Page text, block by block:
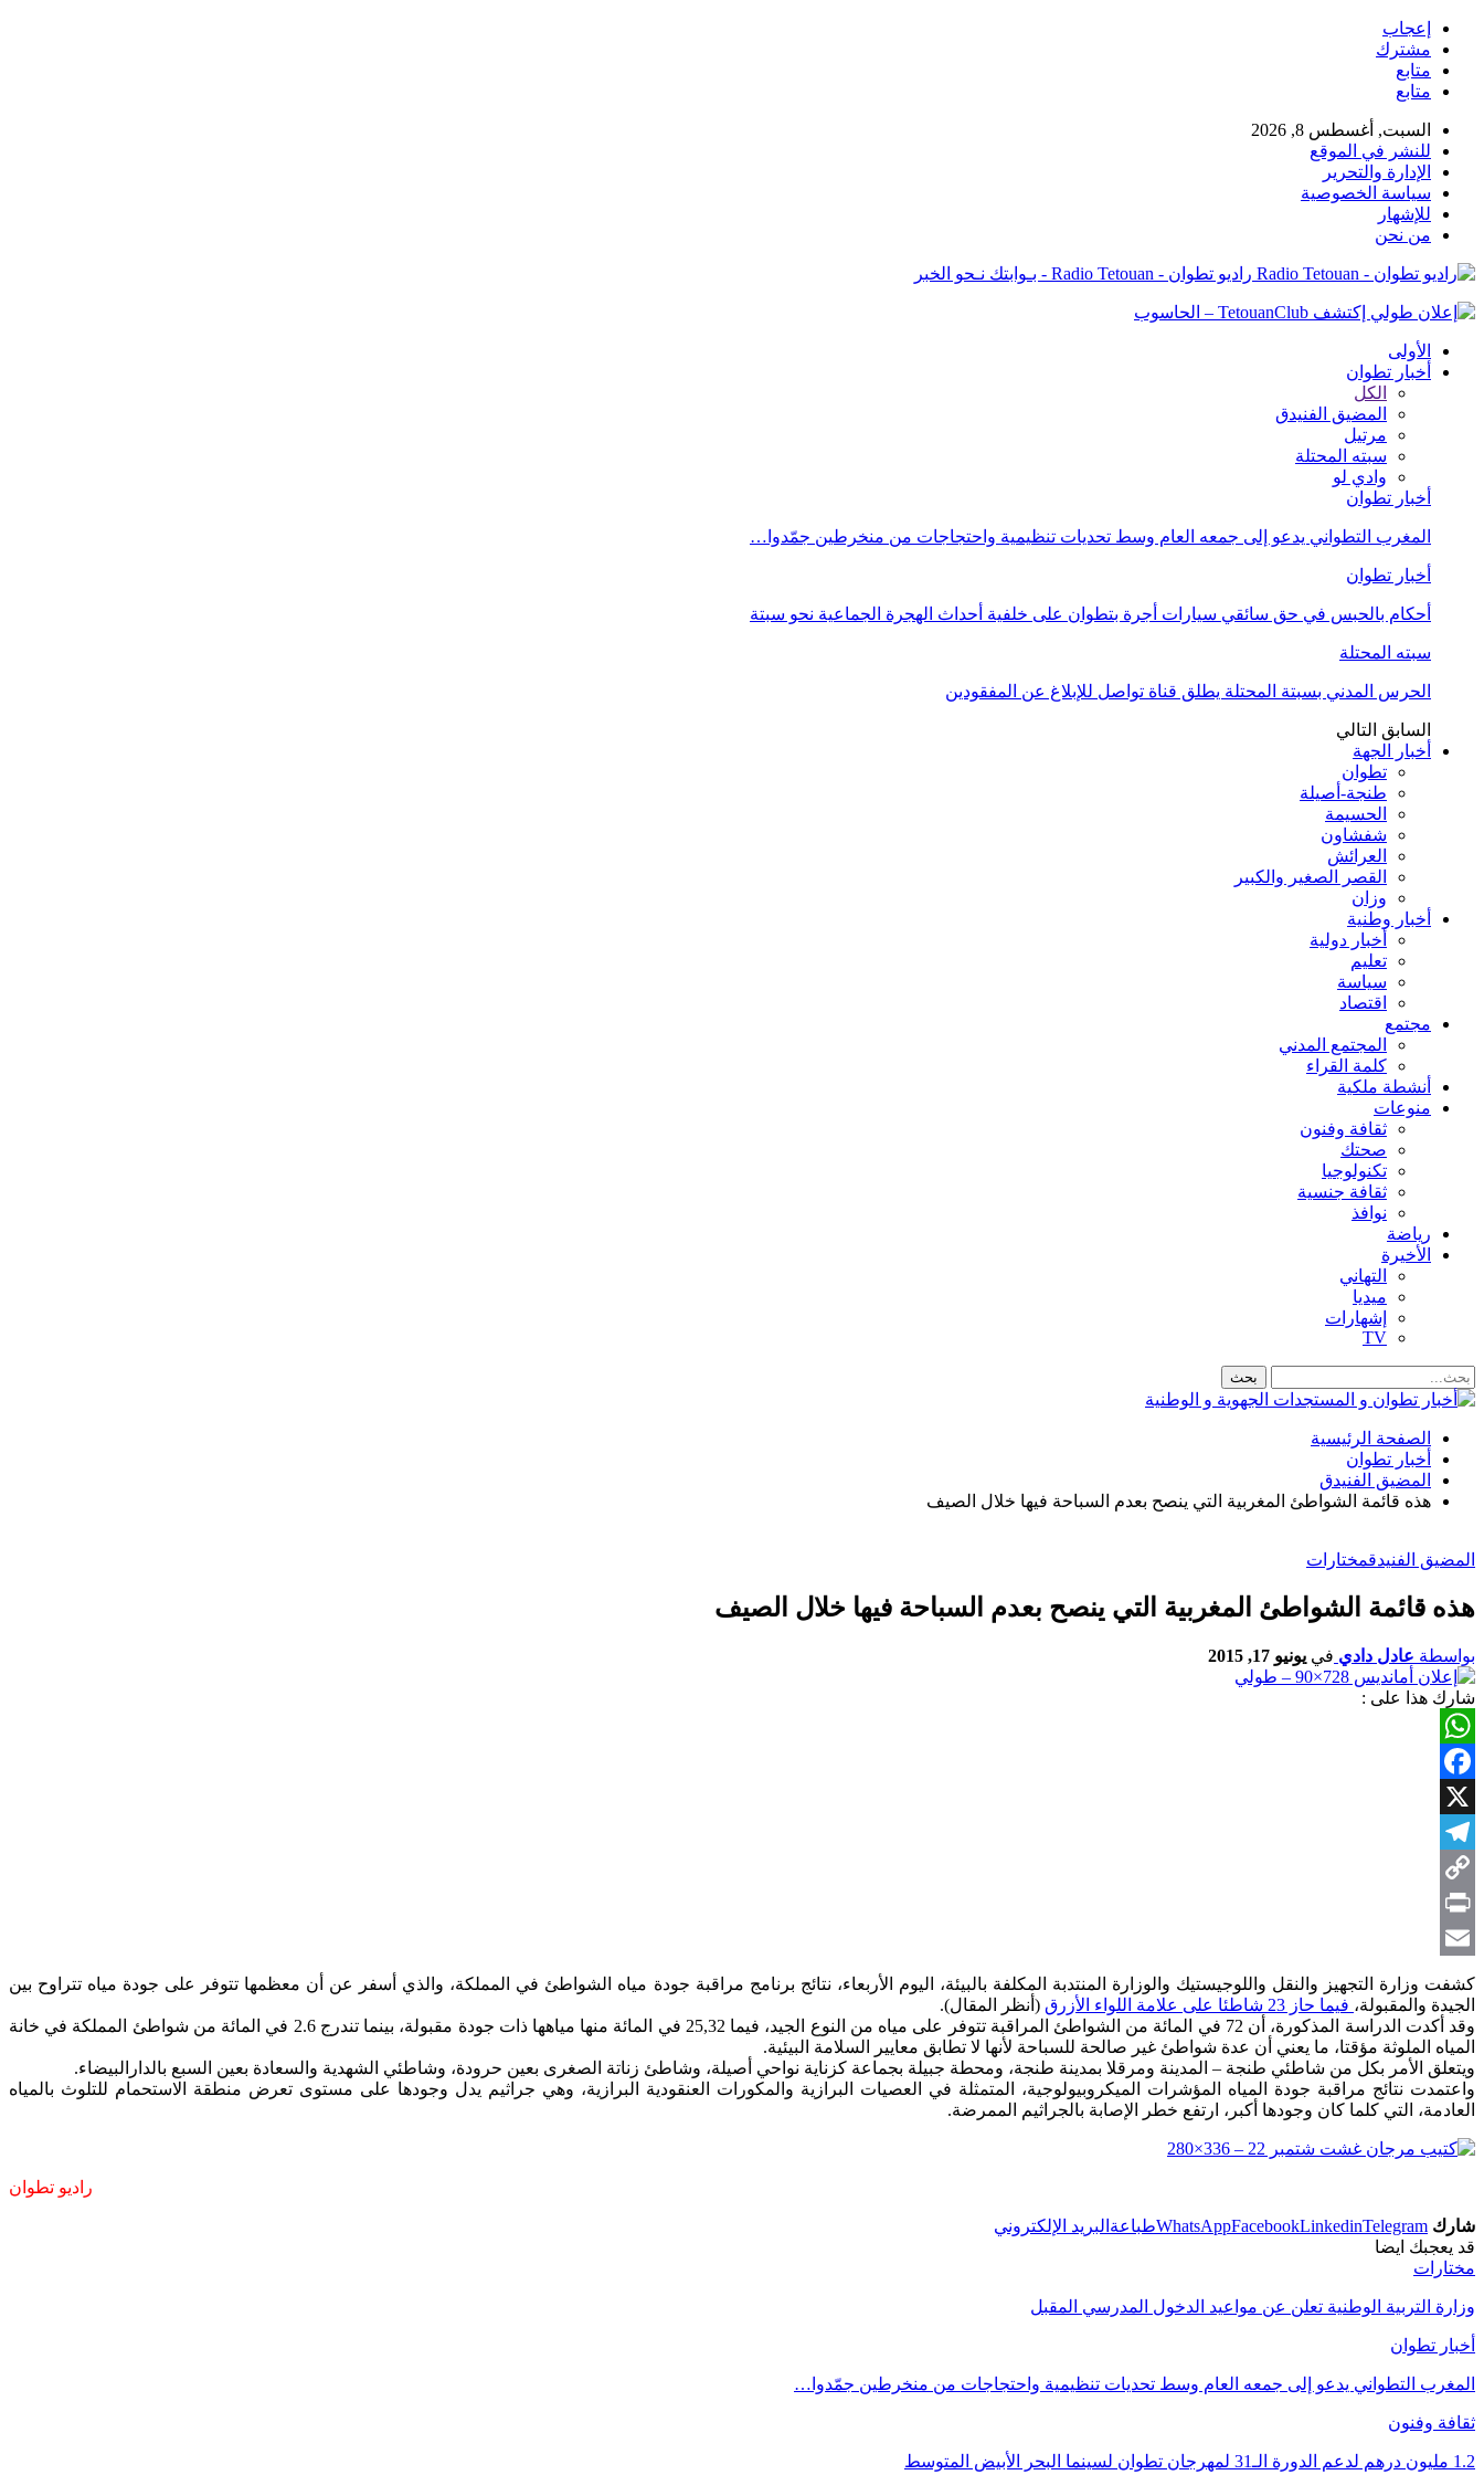
إعجاب
مشترك
متابع
متابع
السبت, أغسطس 8, 2026
للنشر في الموقع
الإدارة والتحرير
سياسة الخصوصية
للإشهار
من نحن
راديو تطوان - Radio Tetouan - بـوابتك نـحو الخبر
الأولى
أخبار تطوان
الكل
المضيق الفنيدق
مرتيل
سبته المحتلة
وادي لو
أخبار تطوان
المغرب التطواني يدعو إلى جمعه العام وسط تحديات تنظيمية واحتجاجات من منخرطين جمّدوا…
أخبار تطوان
أحكام بالحبس في حق سائقي سيارات أجرة بتطوان على خلفية أحداث الهجرة الجماعية نحو سبتة
سبته المحتلة
الحرس المدني بسبتة المحتلة يطلق قناة تواصل للإبلاغ عن المفقودين
السابق التالي
أخبار الجهة
تطوان
طنجة-أصيلة
الحسيمة
شفشاون
العرائش
القصر الصغير والكبير
وزان
أخبار وطنية
أخبار دولية
تعليم
سياسة
اقتصاد
مجتمع
المجتمع المدني
كلمة القراء
أنشطة ملكية
منوعات
ثقافة وفنون
صحتك
تكنولوجيا
ثقافة جنسية
نوافذ
رياضة
الأخيرة
التهاني
ميديا
إشهارات
TV
الصفحة الرئيسية
أخبار تطوان
المضيق الفنيدق
هذه قائمة الشواطئ المغربية التي ينصح بعدم السباحة فيها خلال الصيف
المضيق الفنيدقمختارات
هذه قائمة الشواطئ المغربية التي ينصح بعدم السباحة فيها خلال الصيف
بواسطة عادل دادي في يونيو 17, 2015
شارك هذا على :
WhatsApp
Facebook
X
Telegram
Copy
Link
Print
Email
كشفت وزارة التجهيز والنقل واللوجيستيك والوزارة المنتدبة المكلفة بالبيئة، اليوم الأربعاء، نتائج برنامج مراقبة جودة مياه الشواطئ في المملكة، والذي أسفر عن أن معظمها تتوفر على جودة مياه تتراوح بين
الجيدة والمقبولة، فيما حاز 23 شاطئا على علامة اللواء الأزرق
(أنظر المقال).
وقد أكدت الدراسة المذكورة، أن 72 في المائة من الشواطئ المراقبة تتوفر على مياه من النوع الجيد، فيما 25,32 في المائة منها مياهها ذات جودة مقبولة، بينما تندرج 2.6 في المائة من شواطئ المملكة في خانة
المياه الملوثة مؤقتا، ما يعني أن عدة شواطئ غير صالحة للسباحة لأنها لا تطابق معايير السلامة البيئية.
ويتعلق الأمر بكل من شاطئي طنجة – المدينة ومرقلا بمدينة طنجة، ومحطة جبيلة بجماعة كزناية نواحي أصيلة، وشاطئ زناتة الصغرى بعين حرودة، وشاطئي الشهدية والسعادة بعين السبع بالدارالبيضاء.
واعتمدت نتائج مراقبة جودة المياه المؤشرات الميكروبيولوجية، المتمثلة في العصيات البرازية والمكورات العنقودية البرازية، وهي جراثيم يدل وجودها على مستوى تعرض منطقة الاستحمام للتلوث بالمياه
العادمة، التي كلما كان وجودها أكبر، ارتفع خطر الإصابة بالجراثيم الممرضة.
راديو تطوان
شارك WhatsAppFacebookLinkedinTelegram طباعة البريد الإلكتروني
قد يعجبك ايضا
مختارات
وزارة التربية الوطنية تعلن عن مواعيد الدخول المدرسي المقبل
أخبار تطوان
المغرب التطواني يدعو إلى جمعه العام وسط تحديات تنظيمية واحتجاجات من منخرطين جمّدوا…
ثقافة وفنون
1.2 مليون درهم لدعم الدورة الـ31 لمهرجان تطوان لسينما البحر الأبيض المتوسط